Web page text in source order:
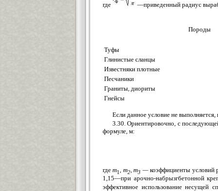
где —приведенный радиус
Породы
Туфы
Глинистые сланцы
Известняки плотные
Песчаники
Граниты, диориты
Гнейсы
Если данное условие не
3.30. Ориентировочно, с
формуле, м:
гдеm1 т2, т3 —коэффициенты условий
1,15—при арочно-набрызгбетонной
эффективное использование несущей